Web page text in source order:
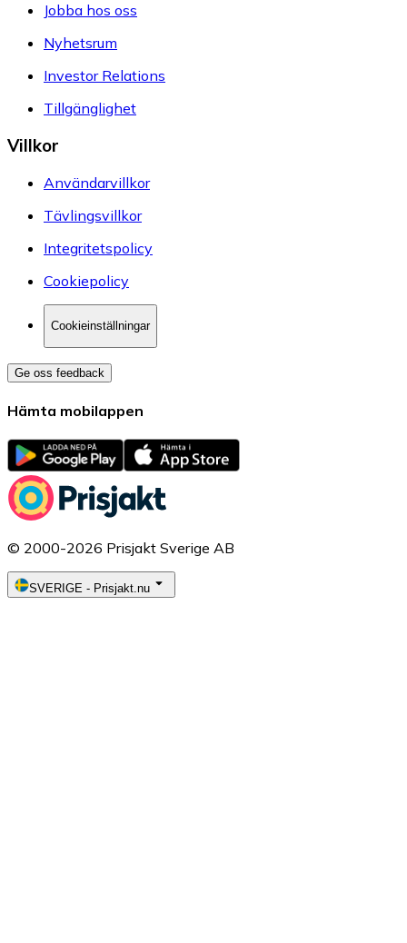
Jobba hos oss
Nyhetsrum
Investor Relations
Tillgänglighet
Villkor
Användarvillkor
Tävlingsvillkor
Integritetspolicy
Cookiepolicy
Cookieinställningar
Ge oss feedback
Hämta mobilappen
© 2000-2026 Prisjakt Sverige AB
SVERIGE - Prisjakt.nu